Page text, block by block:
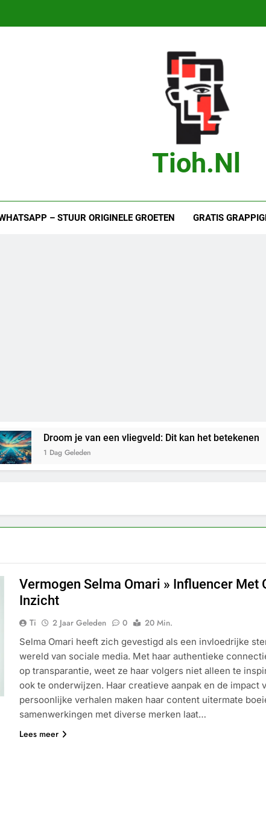
Tioh.nl
– STUUR ORIGINELE GROETEN GRATIS
Droom je van een vliegveld: Dit kan het betekenen
1 Dag Geleden
Vermogen Selma Omari » Influencer Met
Inzicht
Ti 2 Jaar Geleden 0
20 Min.
Selma Omari heeft zich gevestigd als een invloedrijke
wereld van sociale media. Met haar authentieke
op transparantie, weet ze haar volgers niet alleen te
ook te onderwijzen. Haar creatieve aanpak en de impact
persoonlijke verhalen maken haar content uitermate
samenwerkingen met diverse merken laat…
Lees meer